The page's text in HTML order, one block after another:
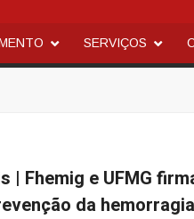
SERVIÇOS
| Fhemig e UFMG
da